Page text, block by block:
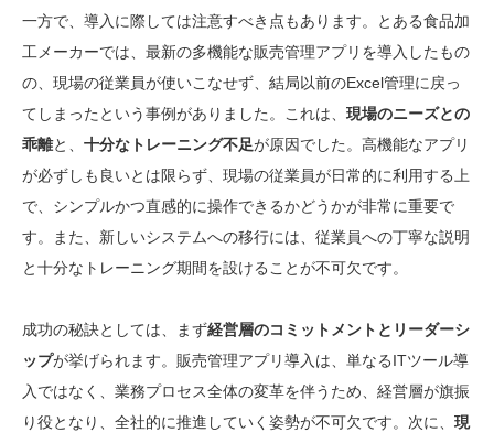
一方で、導入に際しては注意すべき点もあります。とある食品加
工メーカーでは、最新の多機能な販売管理アプリを導入したもの
の、現場の従業員が使いこなせず、結局以前のExcel管理に戻っ
てしまったという事例がありました。これは、 現場のニーズとの
乖離と、 十分なトレーニング不足が原因でした。高機能なアプリ
が必ずしも良いとは限らず、現場の従業員が日常的に利用する上
で、シンプルかつ直感的に操作できるかどうかが非常に重要で
す。また、新しいシステムへの移行には、従業員への丁寧な説明
と十分なトレーニング期間を設けることが不可欠です。
成功の秘訣としては、まず経営層のコミットメントとリーダーシ
ップが挙げられます。販売管理アプリ導入は、単なるITツール導
入ではなく、業務プロセス全体の変革を伴うため、経営層が旗振
り役となり、全社的に推進していく姿勢が不可欠です。次に、 現